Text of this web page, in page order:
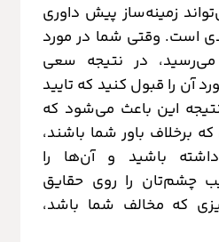
زمینه‌ساز پیش داوری
است. وقتی شما در مورد
در نتیجه سعی
آن را قبول کنید که تایید
این باعث می‌شود که
برخلاف باور شما باشند،
باشید و آن‌ها را
چشم‌تان را روی حقایق
که مخالف شما باشد،